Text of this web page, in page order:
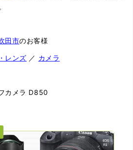
田市のお客様
レンズ ／ カメラ
カメラ D850